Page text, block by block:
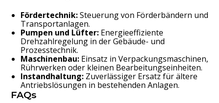
Fördertechnik:Steuerung von Förderbändern und
Transportanlagen.
Pumpen und Lüfter:Energieeffiziente
Drehzahlregelung in der Gebäude- und
Prozesstechnik.
Maschinenbau:Einsatz in Verpackungsmaschinen,
Rührwerken oder kleinen Bearbeitungseinheiten.
Instandhaltung:Zuverlässiger Ersatz für ältere
Antriebslösungen in bestehenden Anlagen.
FAQs